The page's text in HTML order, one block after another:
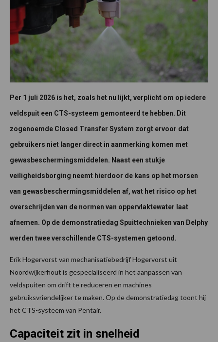
Per 1 juli 2026 is het, zoals het nu lijkt, verplicht om op iedere
veldspuit een CTS-systeem gemonteerd te hebben. Dit
zogenoemde Closed Transfer System zorgt ervoor dat
gebruikers niet langer direct in aanmerking komen met
gewasbeschermingsmiddelen. Naast een stukje
veiligheidsborging neemt hierdoor de kans op het morsen
van gewasbeschermingsmiddelen af, wat het risico op het
overschrijden van de normen van oppervlaktewater laat
afnemen. Op de demonstratiedag Spuittechnieken van Delphy
werden twee verschillende CTS-systemen getoond.
Erik Hogervorst van mechanisatiebedrijf Hogervorst uit
Noordwijkerhout is gespecialiseerd in het aanpassen van
veldspuiten om drift te reduceren en machines
gebruiksvriendelijker te maken. Op de demonstratiedag toont hij
het CTS-systeem van Pentair.
Capaciteit zit in snelheid